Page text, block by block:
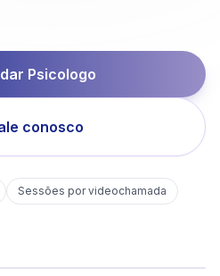
Psicologo
conosco
Sessões por videochamada